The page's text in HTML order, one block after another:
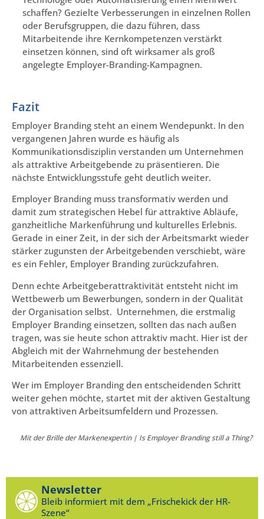
schaffen? Gezielte Verbesserungen in einzelnen Rollen
oder Berufsgruppen, die dazu führen, dass
Mitarbeitende ihre Kernkompetenzen verstärkt
einsetzen können, sind oft wirksamer als groß
angelegte Employer-Branding-Kampagnen.
Fazit
Employer Branding steht an einem Wendepunkt. In den
vergangenen Jahren wurde es häufig als
Kommunikationsdisziplin verstanden um Unternehmen
als attraktive Arbeitgebende zu präsentieren. Die
nächste Entwicklungsstufe geht deutlich weiter.
Employer Branding muss transformativ werden und
damit zum strategischen Hebel für attraktive Abläufe,
ganzheitliche Markenführung und kulturelles Erlebnis.
Gerade in einer Zeit, in der sich der Arbeitsmarkt wieder
stärker zugunsten der Arbeitgebenden verschiebt, wäre
es ein Fehler, Employer Branding zurückzufahren.
Denn echte Arbeitgeberattraktivität entsteht nicht im
Wettbewerb um Bewerbungen, sondern in der Qualität
der Organisation selbst. Unternehmen, die erstmalig
Employer Branding einsetzen, sollten das nach außen
tragen, was sie heute schon attraktiv macht. Hier ist der
Abgleich mit der Wahrnehmung der bestehenden
Mitarbeitenden essenziell.
Wer im Employer Branding den entscheidenden Schritt
weiter gehen möchte, startet mit der aktiven Gestaltung
von attraktiven Arbeitsumfeldern und Prozessen.
Mit der Brille der Markenexpertin | Is Employer Branding still a Thing?
Newsletter
Bleib informiert mit dem „Frischekick der HR-
Szene“